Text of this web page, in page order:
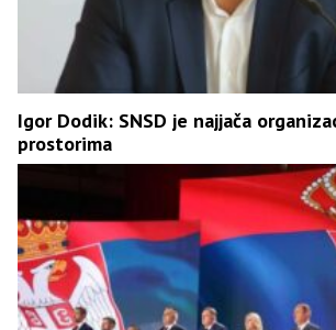
Igor Dodik: SNSD je najjača
prostorima